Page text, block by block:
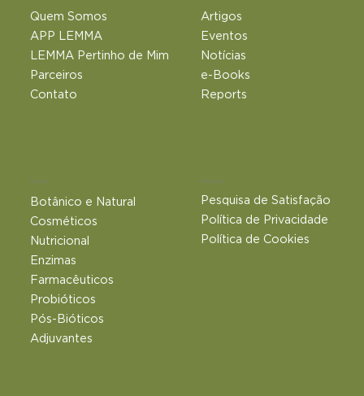
Quem Somos
APP LEMMA
LEMMA Pertinho de Mim
Parceiros
Contato
Artigos
Eventos
Notícias
e-Books
Reports
Produtos
Botânico e Natural​
Cosméticos
Nutricional
Enzimas
Farmacêuticos
Probióticos
Pós-Bióticos
Adjuvantes
Outros Links
Pesquisa de Satisfação
Política de Privacidade
Política de Cookies